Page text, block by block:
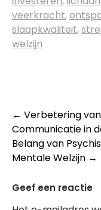
veerkracht,
slaapkwaliteit,
welzijn
Post
← Verbetering
Communicatie in
Belang van
Mentale Welzijn →
Geef een reactie